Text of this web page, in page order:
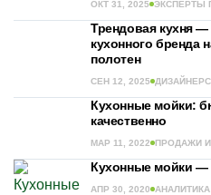
ОКТ 31, 2025 ЭКСПЕРТЫ
Трендовая кухня
кухонного бренда
полотен
СЕН 12, 2025
Кухонные мойки:
качественно
МАР 11, 2022 ПРОДАЖИ
Кухонные мойки —
АПР 30, 2020